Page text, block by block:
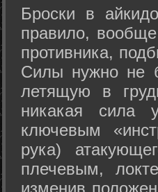
Броски в
правило,
противника,
Силы нужно не
летящую в
никакая сила
ключевым
рука)
плечевым,
изменив